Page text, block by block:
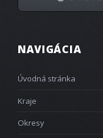
NAVIGÁCIA
Úvodná stránka
Kraje
Okresy